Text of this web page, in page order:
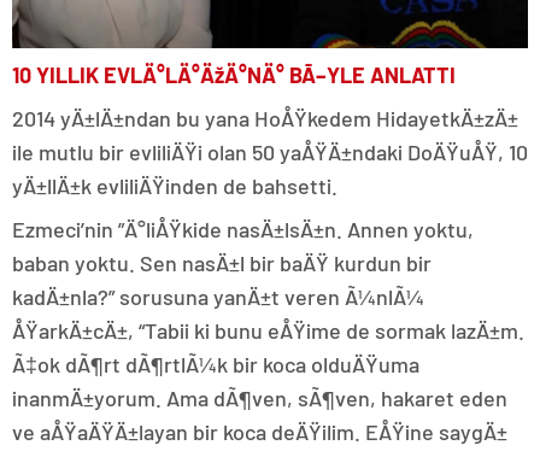
10 YILLIK EVLÄ°LÄ°ÄžÄ°NÄ° BÃ–YLE ANLATTI
2014 yÄ±lÄ±ndan bu yana HoÅŸkedem HidayetkÄ±zÄ±
ile mutlu bir evliliÄŸi olan 50 yaÅŸÄ±ndaki DoÄŸuÅŸ, 10
yÄ±llÄ±k evliliÄŸinden de bahsetti.
Ezmeci’nin ”Ä°liÅŸkide nasÄ±lsÄ±n. Annen yoktu,
baban yoktu. Sen nasÄ±l bir baÄŸ kurdun bir
kadÄ±nla?” sorusuna yanÄ±t veren Ã¼nlÃ¼
ÅŸarkÄ±cÄ±, “Tabii ki bunu eÅŸime de sormak lazÄ±m.
Ã‡ok dÃ¶rt dÃ¶rtlÃ¼k bir koca olduÄŸuma
inanmÄ±yorum. Ama dÃ¶ven, sÃ¶ven, hakaret eden
ve aÅŸaÄŸÄ±layan bir koca deÄŸilim. EÅŸine saygÄ±